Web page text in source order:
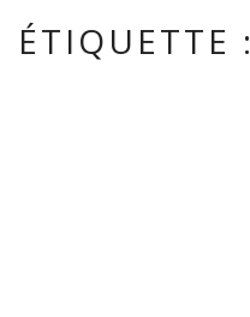
ÉTIQUETTE :